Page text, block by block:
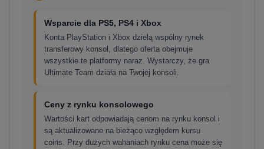
Wsparcie dla PS5, PS4 i Xbox
Konta PlayStation i Xbox dzielą wspólny rynek
transferowy konsol, dlatego oferta obejmuje
wszystkie te platformy naraz. Wystarczy, że gra
Ultimate Team działa na Twojej konsoli.
Ceny z rynku konsolowego
Wartości kart odpowiadają cenom na rynku konsol i
są aktualizowane na bieżąco względem kursu
coins. Przy dużych wahaniach rynku cena może się